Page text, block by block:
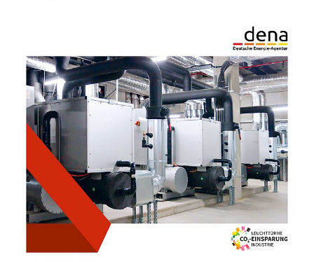
01.01.22 PUBLIKATION
Hochtemperatur-Wärmepumpen Einsatz
und CO2-Einsparpotenziale